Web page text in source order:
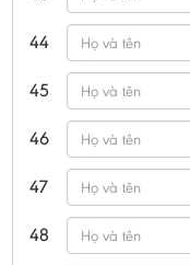
44
45
46
47
48